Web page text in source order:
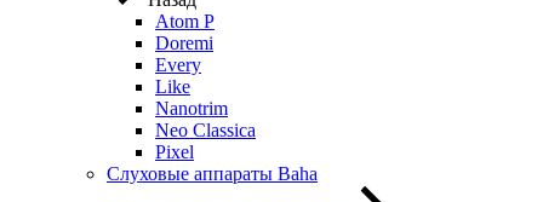
Atom P
Doremi
Every
Like
Nanotrim
Neo Classica
Pixel
Слуховые аппараты Baha